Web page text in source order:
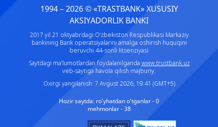
1994 – 2026 © «TRASTBANK» ХUSUSIY
AKSIYADORLIK BANKI
2017 yil 21 oktyabrdagi O‘zbekiston Respublikasi Markaziy
bankining Bank operatsiyalarini amalga oshirish huquqini
beruvchi 44-sonli litsenziyasi
Saytdagi ma’lumotlardan foydalanilganda www.trustbank.uz
veb-saytiga havola qilish majburiy.
Oxirgi yangilanish: 7 Avgust 2026, 19:41 (GMT+5)
Hozir saytda: ro'yhatdan o'tganlar - 0
mehmonlar - 38